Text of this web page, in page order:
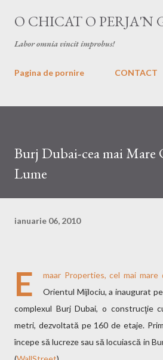
Treceți la conținutul
O CHICAT O PERJA'N
Labor omnia vincit improbus!
Pagina de pornire CONTACT
Burj Dubai-cea mai Mare
Lume
ianuarie 06, 2010
E
maar Properties, cel mai mare
Orientul Mijlociu, a inaugurat
complexul Burj Dubai, o construcţie
metri, dezvoltată pe 160 de etaje.
începe să lucreze sau să locuiască in